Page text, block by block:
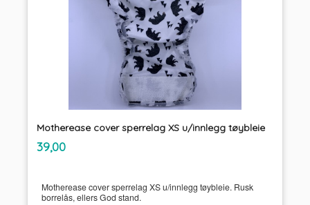
Motherease cover sperrelag XS u/innlegg tøybleie
Pris
39,00mva.
Motherease cover sperrelag XS u/innlegg tøybleie. Rusk
borrelås, ellers God stand.